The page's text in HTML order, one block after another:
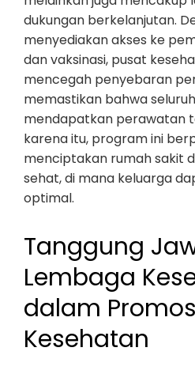
dukungan berkelanjutan.
menyediakan akses ke
dan vaksinasi, pusat
mencegah penyebaran
memastikan bahwa
mendapatkan perawatan
karena itu, program ini
menciptakan rumah sakit
sehat, di mana keluarga
optimal.
Tanggung
Lembaga
dalam
Kesehatan